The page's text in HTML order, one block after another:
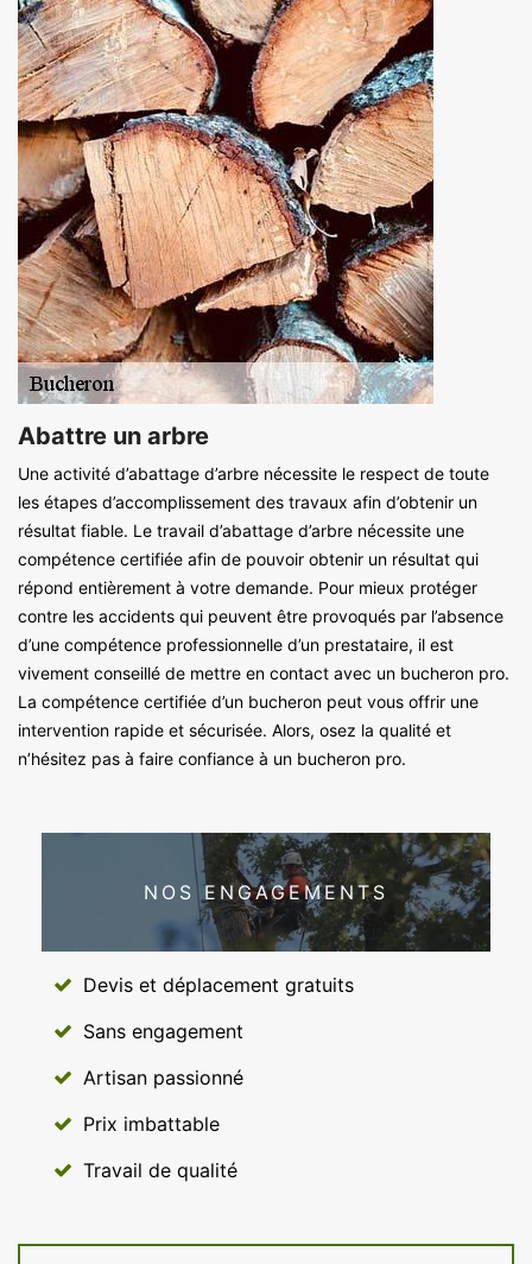
Abattre un arbre
Une activité d’abattage d’arbre nécessite le respect de toute
les étapes d’accomplissement des travaux afin d’obtenir un
résultat fiable. Le travail d’abattage d’arbre nécessite une
compétence certifiée afin de pouvoir obtenir un résultat qui
répond entièrement à votre demande. Pour mieux protéger
contre les accidents qui peuvent être provoqués par l’absence
d’une compétence professionnelle d’un prestataire, il est
vivement conseillé de mettre en contact avec un bucheron pro.
La compétence certifiée d’un bucheron peut vous offrir une
intervention rapide et sécurisée. Alors, osez la qualité et
n’hésitez pas à faire confiance à un bucheron pro.
NOS ENGAGEMENTS
Devis et déplacement gratuits
Sans engagement
Artisan passionné
Prix imbattable
Travail de qualité